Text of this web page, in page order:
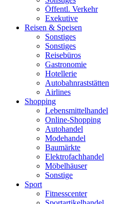
Öffentl. Verkehr
Exekutive
Reisen & Speisen
Sonstiges
Sonstiges
Reisebüros
Gastronomie
Hotellerie
Autobahnraststätten
Airlines
Shopping
Lebensmittelhandel
Online-Shopping
Autohandel
Modehandel
Baumärkte
Elektrofachhandel
Möbelhäuser
Sonstige
Sport
Fitnesscenter